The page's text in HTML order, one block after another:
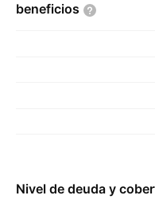
beneficios
Nivel de deuda y